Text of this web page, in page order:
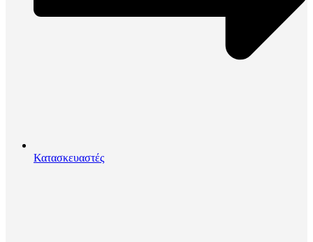
Κατασκευαστές